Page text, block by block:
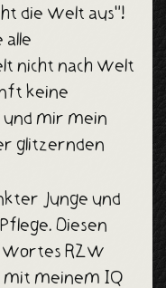
die Welt aus"!
nicht nach Welt
keine
mir mein
glitzernden
Junge und
Diesen
Wortes RZW
mit meinem IQ